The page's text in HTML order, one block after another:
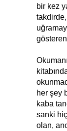
bir kez
her şey
kaba
sanki
olan,